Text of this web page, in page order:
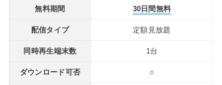
無料期間 30日間無料
配信タイプ 定額見放題
同時再生端末数 1台
ダウンロード可否 ○